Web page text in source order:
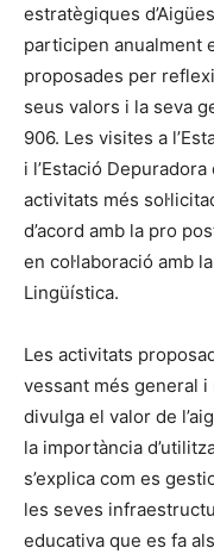
estratègiques
participen anualment
proposades per
seus valors i la seva
906. Les visites a
i l’Estació
activitats més
d’acord amb la pro
en col·laboració amb
Lingüística.
Les activitats
vessant més general i
divulga el valor de
la importància
s’explica com es
les seves
educativa que es fa